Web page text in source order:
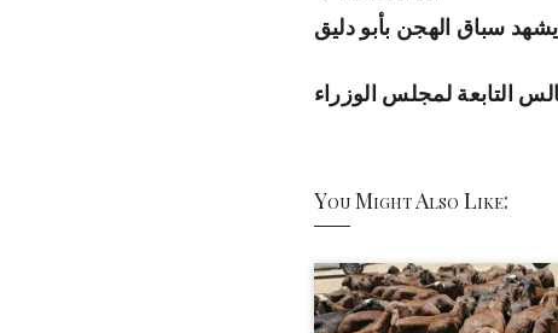
يشهد سباق الهجن بأبو دليق
التابعة لمجلس الوزراء
You Might Also Like: